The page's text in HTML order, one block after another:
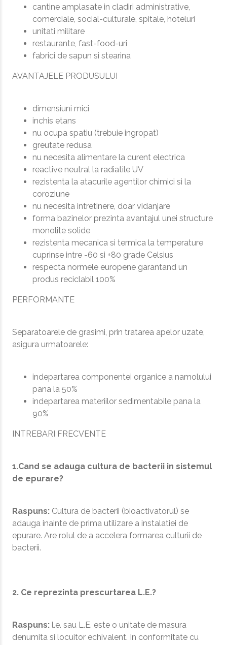
cantine amplasate in cladiri administrative,
comerciale, social-culturale, spitale, hoteluri
unitati militare
restaurante, fast-food-uri
fabrici de sapun si stearina
AVANTAJELE PRODUSULUI
dimensiuni mici
inchis etans
nu ocupa spatiu (trebuie ingropat)
greutate redusa
nu necesita alimentare la curent electrica
reactive neutral la radiatile UV
rezistenta la atacurile agentilor chimici si la
coroziune
nu necesita intretinere, doar vidanjare
forma bazinelor prezinta avantajul unei structure
monolite solide
rezistenta mecanica si termica la temperature
cuprinse intre -60 si +80 grade Celsius
respecta normele europene garantand un
produs reciclabil 100%
PERFORMANTE
Separatoarele de grasimi, prin tratarea apelor uzate,
asigura urmatoarele:
indepartarea componentei organice a namolului
pana la 50%
indepartarea materiilor sedimentabile pana la
90%
INTREBARI FRECVENTE
1.Cand se adauga cultura de bacterii in sistemul
de epurare?
Raspuns: Cultura de bacterii (bioactivatorul) se
adauga inainte de prima utilizare a instalatiei de
epurare. Are rolul de a accelera formarea culturii de
bacterii.
2. Ce reprezinta prescurtarea L.E.?
Raspuns: l.e. sau L.E. este o unitate de masura
denumita si locuitor echivalent. In conformitate cu